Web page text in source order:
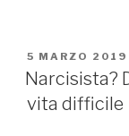
PUBBLICATO
IL
5 MARZO 2019
Narcisista?
vita difficile